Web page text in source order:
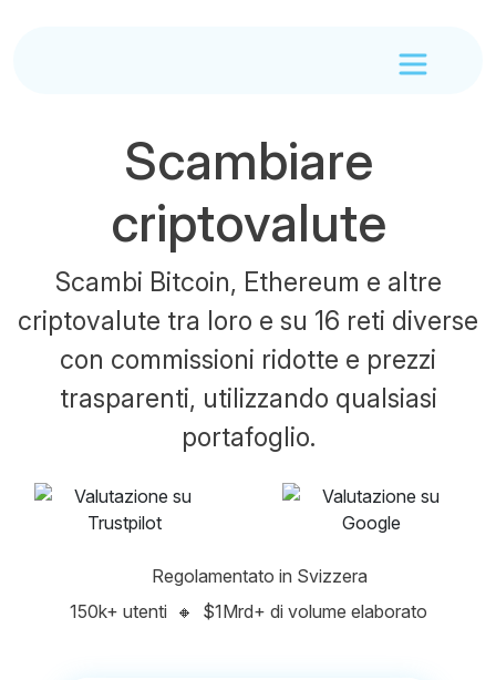
Scambiare
criptovalute
Scambi Bitcoin, Ethereum e altre
criptovalute tra loro e su 16 reti diverse
con commissioni ridotte e prezzi
trasparenti, utilizzando qualsiasi
portafoglio.
Regolamentato in Svizzera
150k+ utenti 🔸 $1Mrd+ di volume elaborato